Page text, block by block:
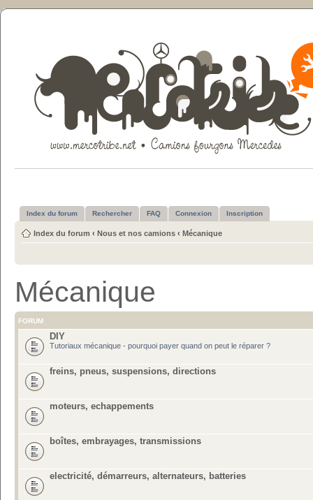
Index du forum Rechercher FAQ Connexion Inscription
Index du forum ‹ Nous et nos camions ‹ Mécanique
Mécanique
FORUM
DIY
Tutoriaux mécanique - pourquoi payer quand on peut le réparer ?
freins, pneus, suspensions, directions
moteurs, echappements
boîtes, embrayages, transmissions
electricité, démarreurs, alternateurs, batteries